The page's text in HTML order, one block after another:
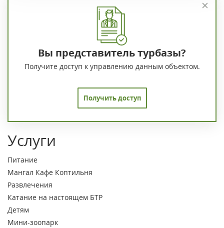
Вы представитель турбазы?
Получите доступ к управлению данным объектом.
Получить доступ
Услуги
Питание
Мангал Кафе Коптильня
Развлечения
Катание на настоящем БТР
Детям
Мини-зоопарк